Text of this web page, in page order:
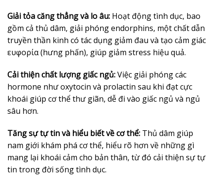
Giải tỏa căng thẳng và lo âu: Hoạt động tình dục, bao
gồm cả thủ dâm, giải phóng endorphins, một chất dẫn
truyền thần kinh có tác dụng giảm đau và tạo cảm giác
ευφορία (hưng phấn), giúp giảm stress hiệu quả.
Cải thiện chất lượng giấc ngủ:Việc giải phóng các
hormone như oxytocin và prolactin sau khi đạt cực
khoái giúp cơ thể thư giãn, dễ đi vào giấc ngủ và ngủ
sâu hơn.
Tăng sự tự tin và hiểu biết về cơ thể: Thủ dâm giúp
nam giới khám phá cơ thể, hiểu rõ hơn về những gì
mang lại khoái cảm cho bản thân, từ đó cải thiện sự tự
tin trong đời sống tình dục.